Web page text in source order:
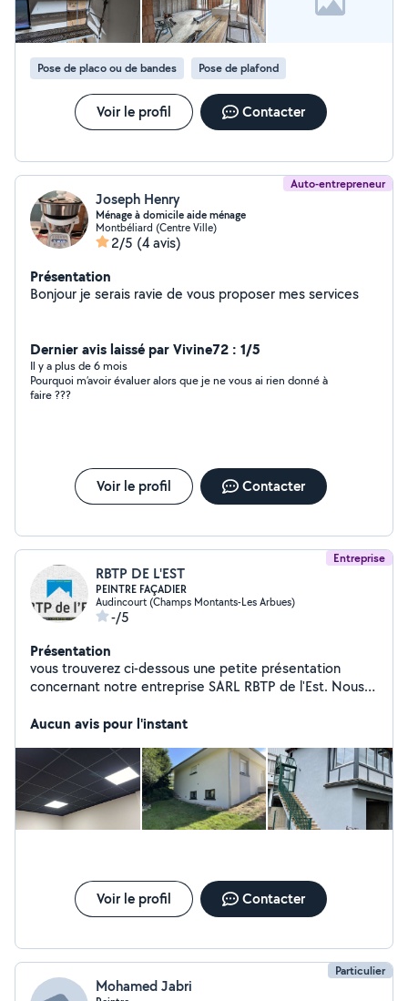
Pose de placo ou de bandes Pose de plafond
Voir le profil Contacter
Auto-entrepreneur
Joseph Henry
Ménage à domicile aide ménage
Montbéliard (Centre Ville)
2/5 (4 avis)
Présentation
Bonjour je serais ravie de vous proposer mes services
Dernier avis laissé par Vivine72 : 1/5
Il y a plus de 6 mois
Pourquoi m’avoir évaluer alors que je ne vous ai rien donné à
faire ???
Voir le profil Contacter
Entreprise
RBTP DE L'EST
PEINTRE FAÇADIER
Audincourt (Champs Montants-Les Arbues)
-/5
Présentation
vous trouverez ci-dessous une petite présentation
concernant notre entreprise SARL RBTP de l'Est. Nous
Je vous détail ainsi toute les prestations que nous vous
sont le Placo, la Peinture, l'enduit, ITI, ITE, le ravalement
de façade, l'échafaudage, l'isolation des combles
perdus, le flocage ainsi que le soulage.
Aucun avis pour l'instant
Voir le profil Contacter
Particulier
Mohamed Jabri